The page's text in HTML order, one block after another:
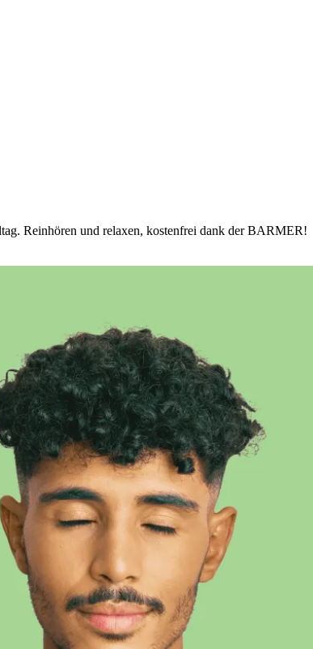
Reinhören und relaxen, kostenfrei dank der BARMER!